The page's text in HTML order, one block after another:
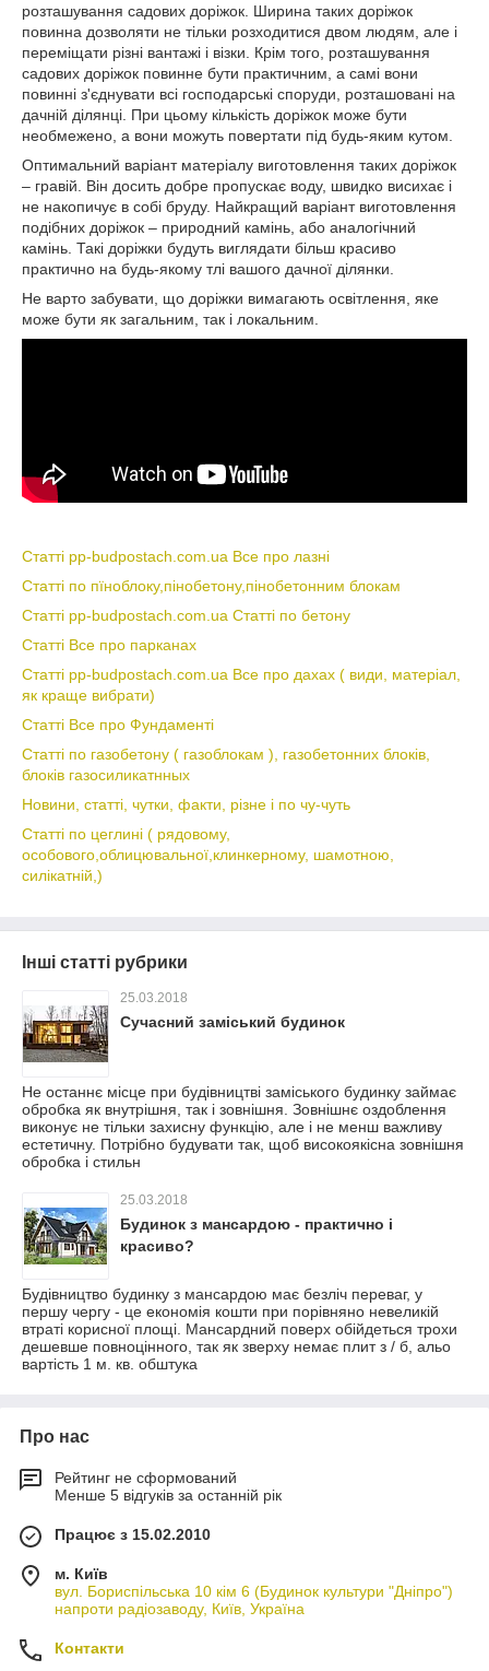
розташування садових доріжок. Ширина таких доріжок
повинна дозволяти не тільки розходитися двом людям, але і
переміщати різні вантажі і візки. Крім того, розташування
садових доріжок повинне бути практичним, а самі вони
повинні з'єднувати всі господарські споруди, розташовані на
дачній ділянці. При цьому кількість доріжок може бути
необмежено, а вони можуть повертати під будь-яким кутом.
Оптимальний варіант матеріалу виготовлення таких доріжок
– гравій. Він досить добре пропускає воду, швидко висихає і
не накопичує в собі бруду. Найкращий варіант виготовлення
подібних доріжок – природний камінь, або аналогічний
камінь. Такі доріжки будуть виглядати більш красиво
практично на будь-якому тлі вашого дачної ділянки.
Не варто забувати, що доріжки вимагають освітлення, яке
може бути як загальним, так і локальним.
Статті pp-budpostach.com.ua Все про лазні
Статті по пїноблоку,пінобетону,пінобетонним блокам
Статті pp-budpostach.com.ua Статті по бетону
Статті Все про парканах
Статті pp-budpostach.com.ua Все про дахах ( види, матеріал,
як краще вибрати)
Статті Все про Фундаменті
Статті по газобетону ( газоблокам ), газобетонних блоків,
блоків газосиликатнных
Новини, статті, чутки, факти, різне і по чу-чуть
Статті по цеглині ( рядовому,
особового,облицювальної,клинкерному, шамотною,
силікатній,)
Інші статті рубрики
25.03.2018
Сучасний заміський будинок
Не останнє місце при будівництві заміського будинку займає
обробка як внутрішня, так і зовнішня. Зовнішнє оздоблення
виконує не тільки захисну функцію, але і не менш важливу
естетичну. Потрібно будувати так, щоб високоякісна зовнішня
обробка і стильн
25.03.2018
Будинок з мансардою - практично і
красиво?
Будівництво будинку з мансардою має безліч переваг, у
першу чергу - це економія кошти при порівняно невеликій
втраті корисної площі. Мансардний поверх обійдеться трохи
дешевше повноцінного, так як зверху немає плит з / б, альо
вартість 1 м. кв. обштука
Про нас
Рейтинг не сформований
Менше 5 відгуків за останній рік
Працює з 15.02.2010
м. Київ
вул. Бориспільська 10 кім 6 (Будинок культури "Дніпро")
напроти радіозаводу, Київ, Україна
Контакти